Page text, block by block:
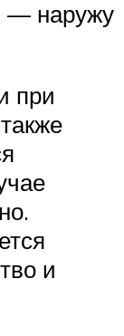
— наружу
при
и